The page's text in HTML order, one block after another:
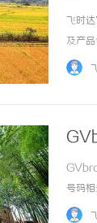
飞时
及产
号码